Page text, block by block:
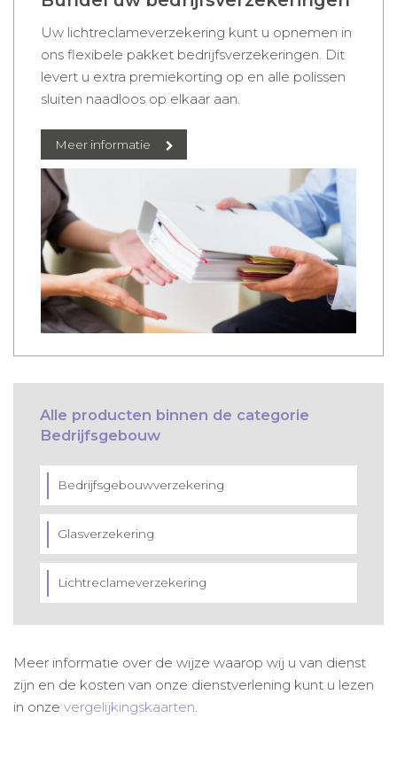
Uw lichtreclameverzekering kunt u opnemen in
ons flexibele pakket bedrijfsverzekeringen. Dit
levert u extra premiekorting op en alle polissen
sluiten naadloos op elkaar aan.
Meer informatie
Alle producten binnen de categorie
Bedrijfsgebouw
Bedrijfsgebouwverzekering
Glasverzekering
Lichtreclameverzekering
Meer informatie over de wijze waarop wij u van dienst
zijn en de kosten van onze dienstverlening kunt u lezen
in onze vergelijkingskaarten.